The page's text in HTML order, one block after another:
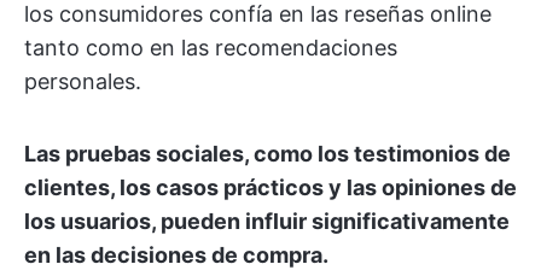
los consumidores confía en las reseñas online
tanto como en las recomendaciones
personales.
Las pruebas sociales, como los testimonios de
clientes, los casos prácticos y las opiniones de
los usuarios, pueden influir significativamente
en las decisiones de compra.